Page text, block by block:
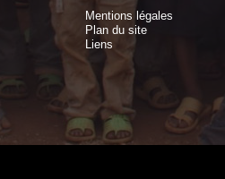
Mentions légales
Plan du site
Liens